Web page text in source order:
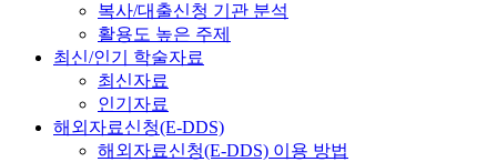
복사/대출신청 기관 분석
활용도 높은 주제
최신/인기 학술자료
최신자료
인기자료
해외자료신청(E-DDS)
해외자료신청(E-DDS) 이용 방법